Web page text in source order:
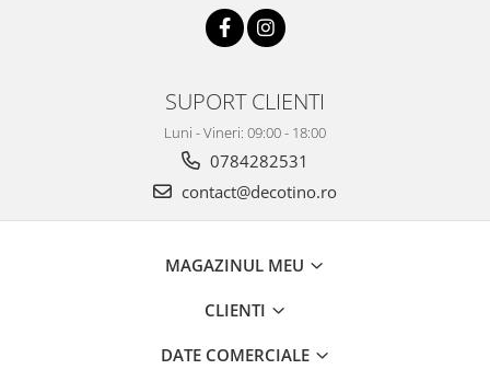
SUPORT CLIENTI
Luni - Vineri: 09:00 - 18:00
0784282531
contact@decotino.ro
MAGAZINUL MEU
CLIENTI
DATE COMERCIALE